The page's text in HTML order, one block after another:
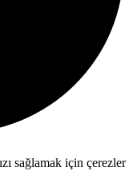
sağlamak için çerezler